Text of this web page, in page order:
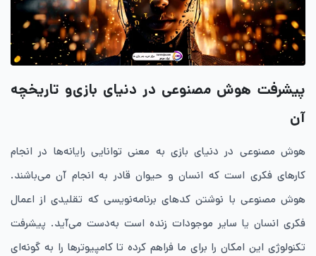
پیشرفت هوش مصنوعی در دنیای بازی‌و تاریخچه
آن
هوش مصنوعی در دنیای بازی‌ به معنی توانایی رایانه‌ها در انجام
کارهای فکری است که انسان و حیوان قادر به انجام آن می‌باشند.
هوش مصنوعی با نوشتن کدهای برنامه‌نویسی که تقلیدی از اعمال
فکری انسان یا سایر موجودات زنده است‌ به‌دست می‌آید. پیشرفت
تکنولوژی این امکان را برای ما فراهم کرده تا کامپیوترها را به گونه‌ای